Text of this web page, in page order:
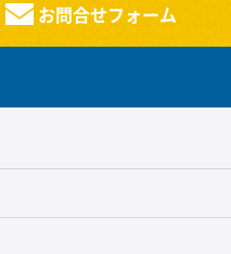
お問合せフォーム